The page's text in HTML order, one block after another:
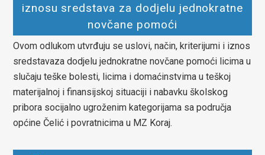
iznosu sredstava za dodjelu jednokratne
novčane pomoći
Ovom odlukom utvrđuju se uslovi, način, kriterijumi i iznos
sredstavaza dodjelu jednokratne novčane pomoći licima u
slučaju teške bolesti, licima i domaćinstvima u teškoj
materijalnoj i finansijskoj situaciji i nabavku školskog
pribora socijalno ugroženim kategorijama sa područja
općine Čelić i povratnicima u MZ Koraj.